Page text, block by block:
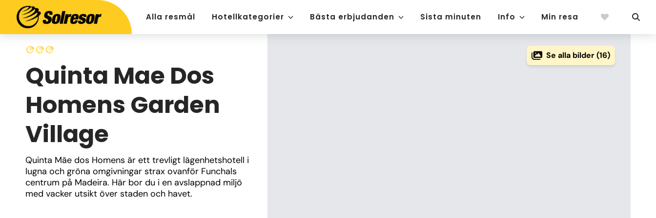
Alla resmål Hotellkategorier Bästa erbjudanden Sista minuten Info Min resa
Quinta Mae Dos
Homens Garden
Village
Quinta Mãe dos Homens är ett trevligt lägenhetshotell i
lugna och gröna omgivningar strax ovanför Funchals
centrum på Madeira. Här bor du i en avslappnad miljö
med vacker utsikt över staden och havet.
Se alla bilder (16)